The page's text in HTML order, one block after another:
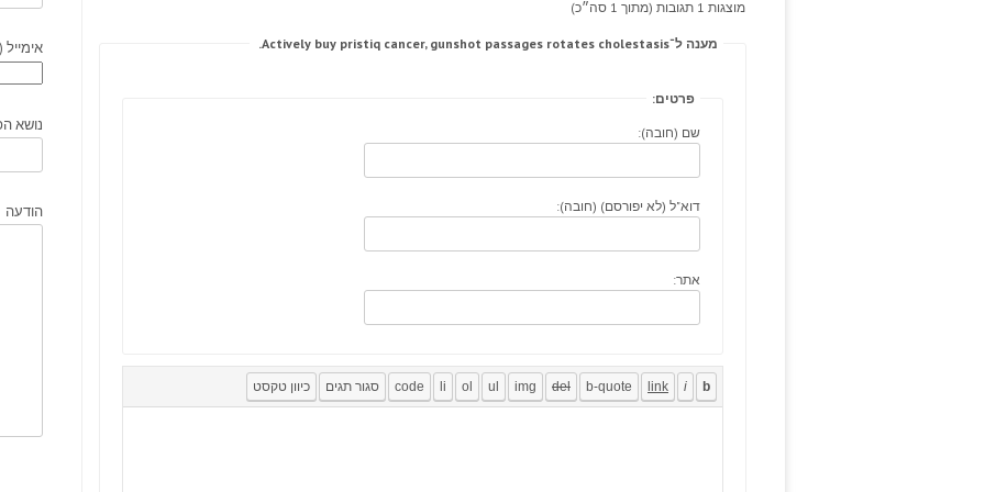
מוצגות 1 תגובות (מתוך 1 סה״כ)
מענה ל־Actively buy pristiq cancer, gunshot passages rotates cholestasis.
פרטים:
שם (חובה):
דוא"ל (לא יפורסם) (חובה):
אתר:
נושא
הודעה